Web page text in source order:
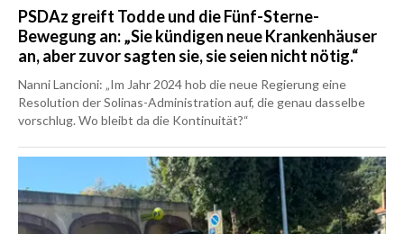
PSDAz greift Todde und die Fünf-Sterne-
Bewegung an: „Sie kündigen neue Krankenhäuser
an, aber zuvor sagten sie, sie seien nicht nötig.“
Nanni Lancioni: „Im Jahr 2024 hob die neue Regierung eine
Resolution der Solinas-Administration auf, die genau dasselbe
vorschlug. Wo bleibt da die Kontinuität?“